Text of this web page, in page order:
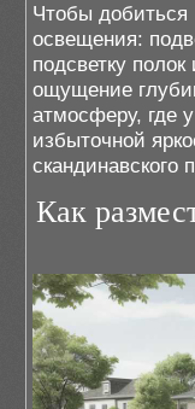
Чтобы добиться
освещения:
подсветку
ощущение
атмосферу, где
избыточной
скандинавского
Как